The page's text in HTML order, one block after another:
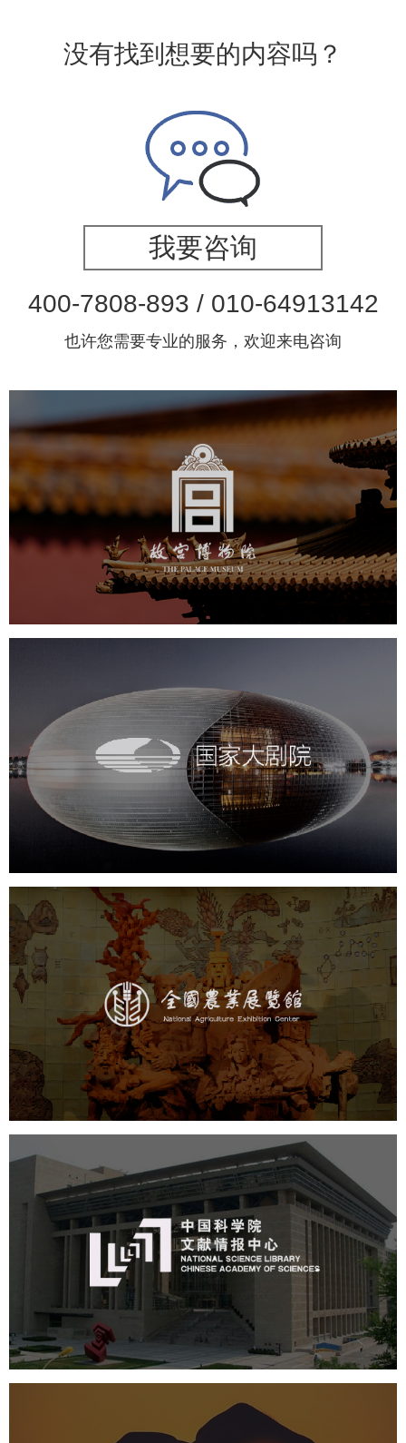
没有找到想要的内容吗？
我要咨询
400-7808-893 / 010-64913142
也许您需要专业的服务，欢迎来电咨询
故宫博物院
文化艺术 博物馆 智慧博物馆
博物馆网站建设
景区网站建设
文创商城 万能专题 网站代运营
国家大剧院
文化艺术 剧院 智慧展馆 展馆网站建设
农业展览馆
文化艺术 展馆网站建设
博物馆展厅设计
数字博物馆建设
展厅空间设计
企业展厅设计
公司展厅设计
北京展厅设计 产品展厅设计
中国科学院文献情报中心
网站建设
数字博物馆建设
展厅空间设计
产品展厅设计